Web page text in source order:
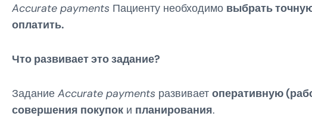
Accurate payments Пациенту необходимо выбрать
оплатить.
Что развивает это задание?
Задание Accurate payments развивает оперативную
совершения покупок и планирования.